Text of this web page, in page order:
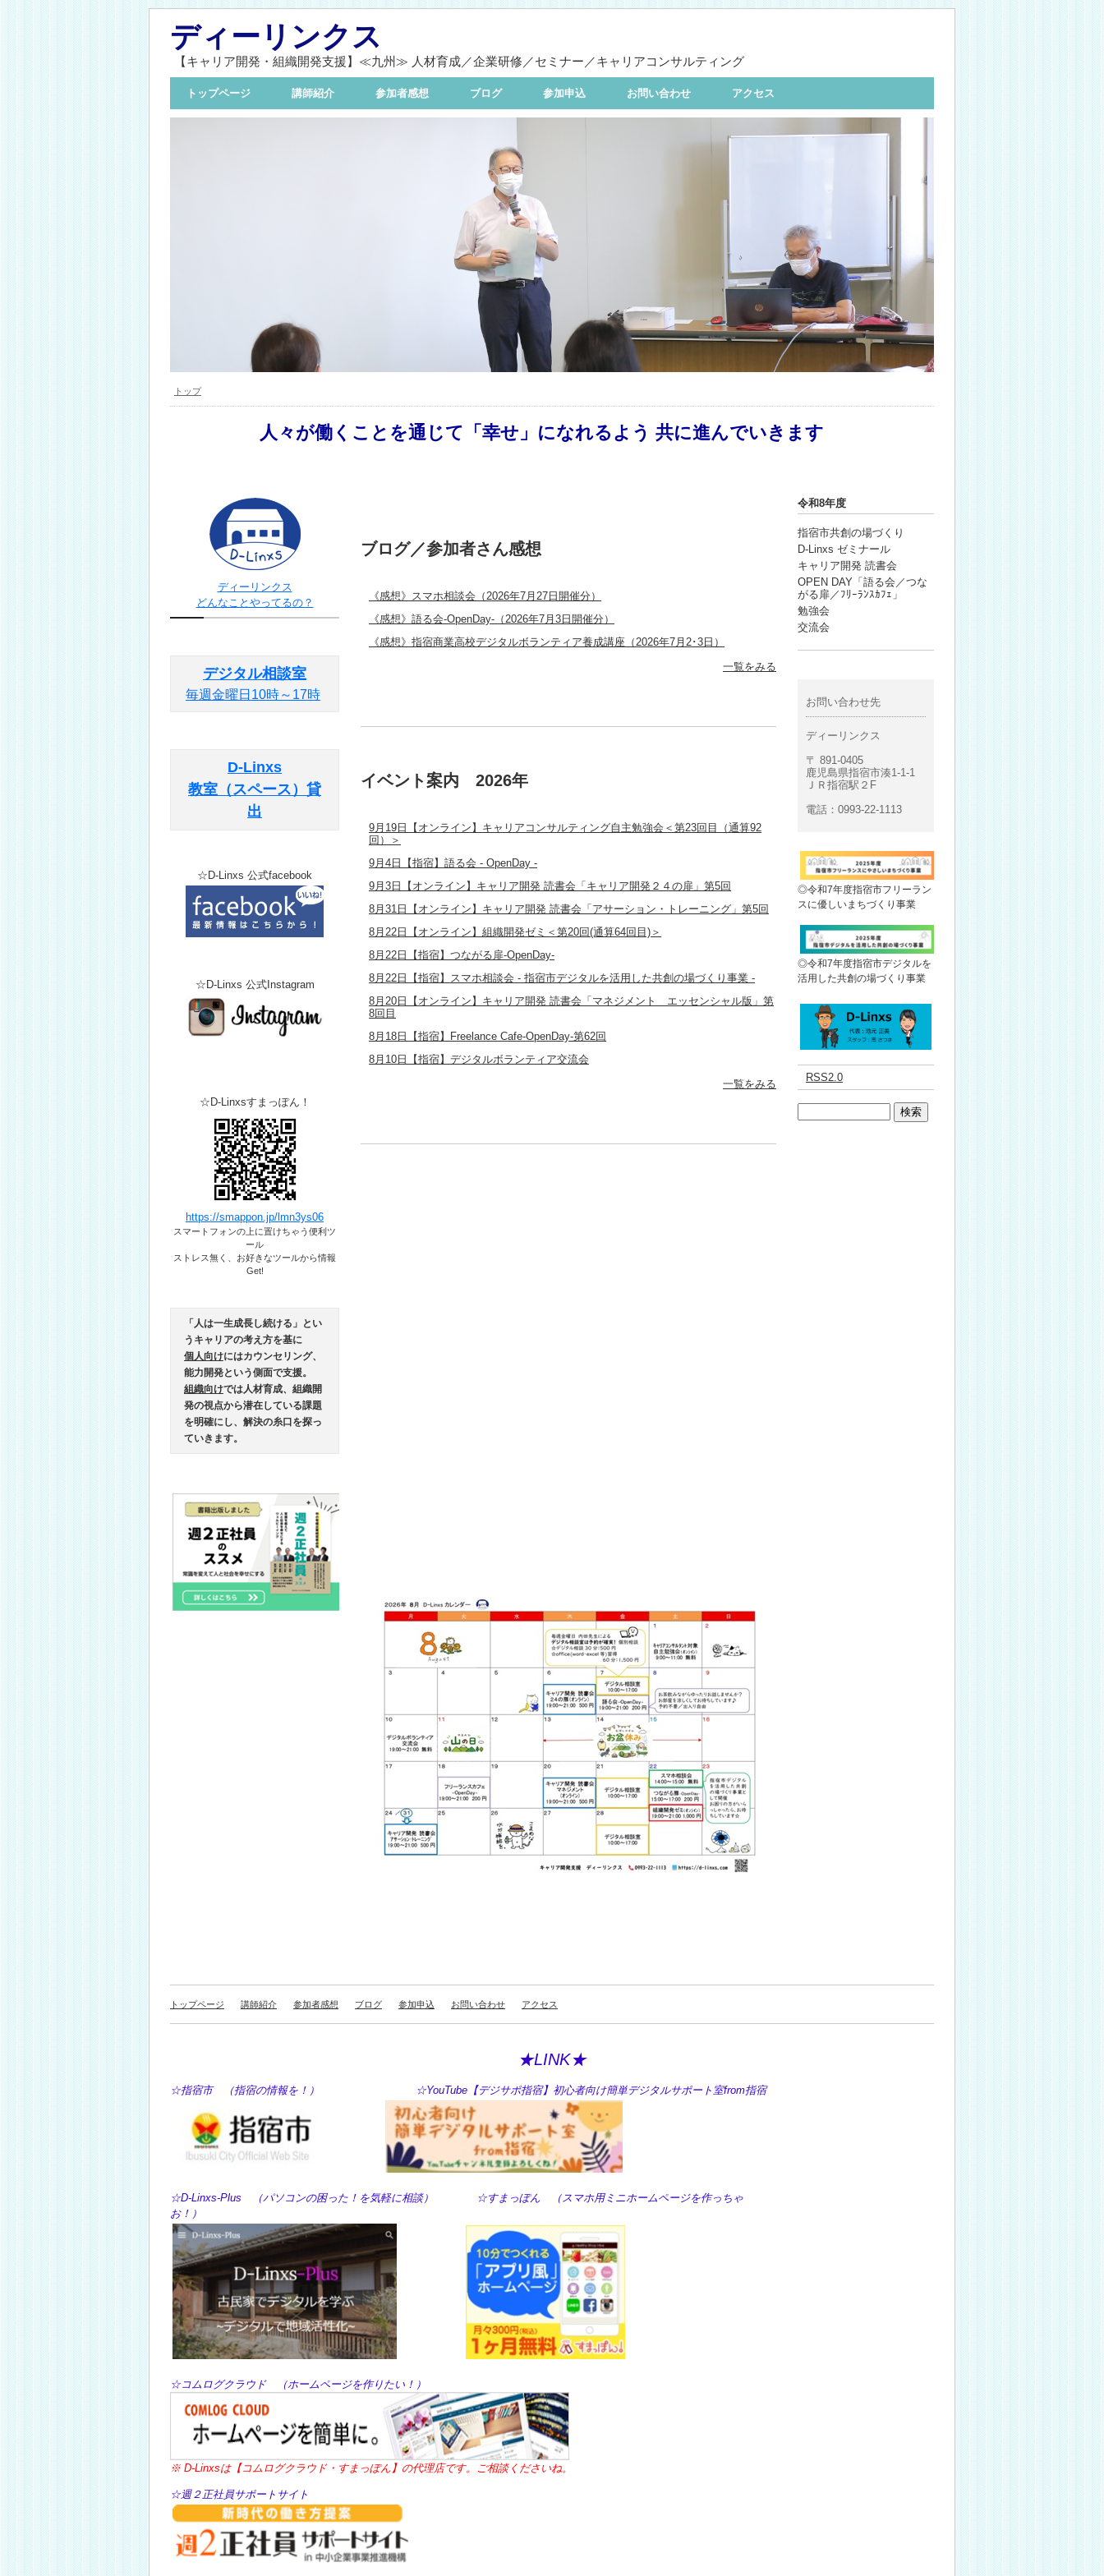
ディーリンクス
【キャリア開発・組織開発支援】≪九州≫ 人材育成／企業研修／セミナー／キャリアコンサルティング
トップページ 講師紹介 参加者感想 ブログ 参加申込 お問い合わせ アクセス
トップ
人々が働くことを通じて「幸せ」になれるよう 共に進んでいきます
ディーリンクス
どんなことやってるの？
デジタル相談室
毎週金曜日10時～17時
D-Linxs
教室（スペース）貸
出
☆D-Linxs 公式facebook
☆D-Linxs 公式Instagram
☆D-Linxsすまっぽん！
https://smappon.jp/lmn3ys06
スマートフォンの上に置けちゃう便利ツ
ール​
ストレス無く、お好きなツールから情報
Get!
「人は一生成長し続ける」とい
うキャリアの考え方を基に
個人向けにはカウンセリング、
能力開発という側面で支援。
組織向けでは人材育成、組織開
発の視点から潜在している課題
を明確にし、解決の糸口を探っ
ていきます。
ブログ／参加者さん感想
《感想》スマホ相談会（2026年7月27日開催分）
《感想》語る会-OpenDay-（2026年7月3日開催分）
《感想》指宿商業高校デジタルボランティア養成講座（2026年7月2･3日）
一覧をみる
イベント案内 2026年
9月19日【オンライン】キャリアコンサルティング自主勉強会＜第23回目（通算92
回）＞
9月4日【指宿】語る会 - OpenDay -
9月3日【オンライン】キャリア開発 読書会「キャリア開発２４の扉」第5回
8月31日【オンライン】キャリア開発 読書会「アサーション・トレーニング」第5回
8月22日【オンライン】組織開発ゼミ＜第20回(通算64回目)＞
8月22日【指宿】つながる扉‐OpenDay‐
8月22日【指宿】スマホ相談会 - 指宿市デジタルを活用した共創の場づくり事業 -
8月20日【オンライン】キャリア開発 読書会「マネジメント エッセンシャル版」第
8回目
8月18日【指宿】Freelance Cafe‐OpenDay‐第62回
8月10日【指宿】デジタルボランティア交流会
一覧をみる
令和8年度
指宿市共創の場づくり
D-Linxs ゼミナール
キャリア開発 読書会
OPEN DAY「語る会／つな
がる扉／ﾌﾘｰﾗﾝｽｶﾌｪ」
勉強会
交流会
お問い合わせ先
ディーリンクス
〒 891-0405
鹿児島県指宿市湊1-1-1
ＪＲ指宿駅２F
電話：0993-22-1113
◎令和7年度指宿市フリーラン
スに優しいまちづくり事業
◎令和7年度指宿市デジタルを
活用した共創の場づくり事業
RSS2.0
トップページ 講師紹介 参加者感想 ブログ 参加申込 お問い合わせ アクセス
★LINK★
☆指宿市 （指宿の情報を！） ☆YouTube【デジサポ指宿】初心者向け簡単デジタルサポート室from指宿
☆D-Linxs-Plus （パソコンの困った！を気軽に相談） ☆すまっぽん （スマホ用ミニホームページを作っちゃ
お！）
☆コムログクラウド （ホームページを作りたい！）
※ D-Linxsは【コムログクラウド・すまっぽん】の代理店です。ご相談くださいね。
☆週２正社員サポートサイト